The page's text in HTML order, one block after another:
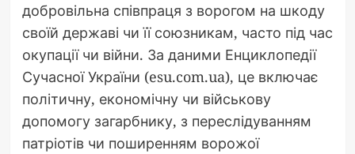
добровільна співпраця з ворогом на шкоду
своїй державі чи її союзникам, часто під час
окупації чи війни. За даними Енциклопедії
Сучасної України (esu.com.ua), це включає
політичну, економічну чи військову
допомогу загарбнику, з переслідуванням
патріотів чи поширенням ворожої